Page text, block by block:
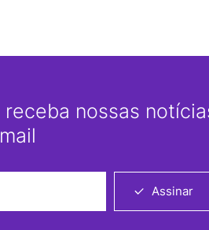
nossas
Assinar